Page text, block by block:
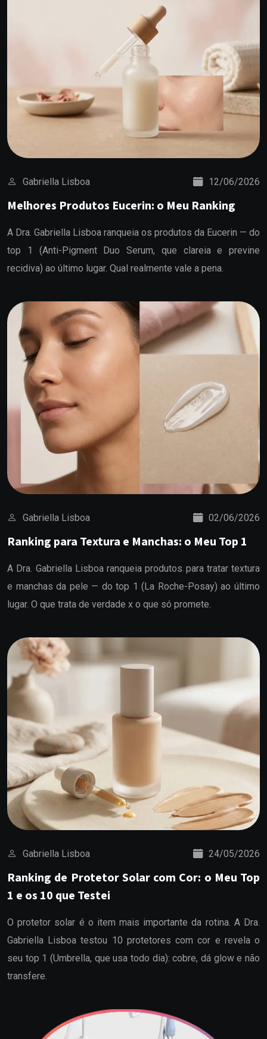
Gabriella Lisboa 12/06/2026
Melhores Produtos Eucerin: o Meu Ranking
A Dra. Gabriella Lisboa ranqueia os produtos da Eucerin — do
top 1 (Anti-Pigment Duo Serum, que clareia e previne
recidiva) ao último lugar. Qual realmente vale a pena.
Gabriella Lisboa 02/06/2026
Ranking para Textura e Manchas: o Meu Top 1
A Dra. Gabriella Lisboa ranqueia produtos para tratar textura
e manchas da pele — do top 1 (La Roche-Posay) ao último
lugar. O que trata de verdade x o que só promete.
Gabriella Lisboa 24/05/2026
Ranking de Protetor Solar com Cor: o Meu Top
1 e os 10 que Testei
O protetor solar é o item mais importante da rotina. A Dra.
Gabriella Lisboa testou 10 protetores com cor e revela o
seu top 1 (Umbrella, que usa todo dia): cobre, dá glow e não
transfere.